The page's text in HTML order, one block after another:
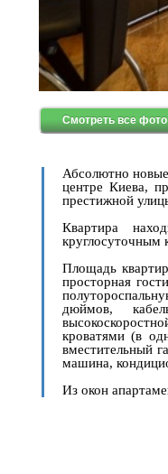
Смотреть все фото
Абсолютно
центре Киева,
престижной
Квартира
круглосуточным
Площадь
просторная
дюймов,
кроватями (в
вместительный
машина,
Из окон